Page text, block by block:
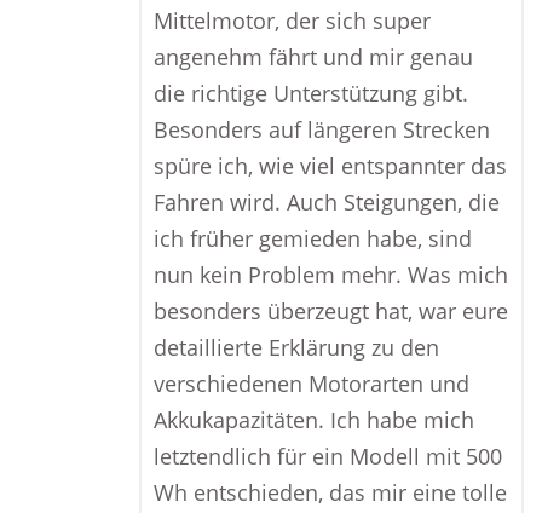
Mittelmotor, der sich super
angenehm fährt und mir genau
die richtige Unterstützung gibt.
Besonders auf längeren Strecken
spüre ich, wie viel entspannter das
Fahren wird. Auch Steigungen, die
ich früher gemieden habe, sind
nun kein Problem mehr. Was mich
besonders überzeugt hat, war eure
detaillierte Erklärung zu den
verschiedenen Motorarten und
Akkukapazitäten. Ich habe mich
letztendlich für ein Modell mit 500
Wh entschieden, das mir eine tolle